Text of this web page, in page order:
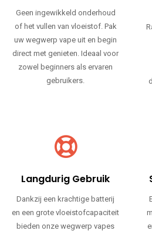
Geen ingewikkeld onderhoud
of het vullen van vloeistof. Pak
uw wegwerp vape uit en begin
direct met genieten. Ideaal voor
zowel beginners als ervaren
gebruikers.
Langdurig Gebruik
Dankzij een krachtige batterij
en een grote vloeistofcapaciteit
bieden onze wegwerp vapes